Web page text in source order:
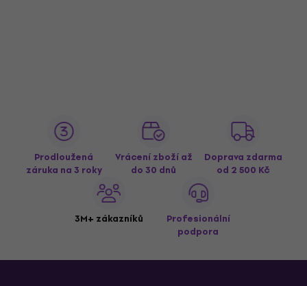
Prodloužená
záruka na 3 roky
Vrácení zboží až
do 30 dnů
Doprava zdarma
od 2 500 Kč
3M+ zákazníků
Profesionální
podpora